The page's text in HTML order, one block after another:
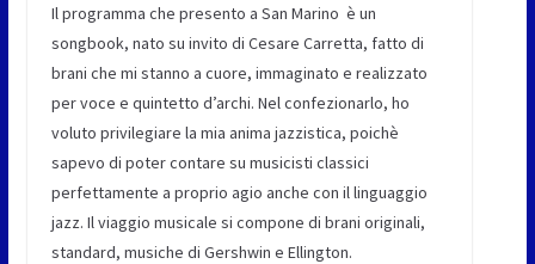
Il programma che presento a San Marino è un
songbook, nato su invito di Cesare Carretta, fatto di
brani che mi stanno a cuore, immaginato e realizzato
per voce e quintetto d’archi. Nel confezionarlo, ho
voluto privilegiare la mia anima jazzistica, poichè
sapevo di poter contare su musicisti classici
perfettamente a proprio agio anche con il linguaggio
jazz. Il viaggio musicale si compone di brani originali,
standard, musiche di Gershwin e Ellington.